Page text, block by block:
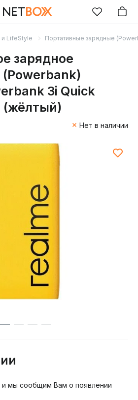
LifeStyle Портативные зарядные
зарядное
(Powerbank)
3i Quick
(жёлтый)
Нет в наличии
и мы сообщим Вам о появлении